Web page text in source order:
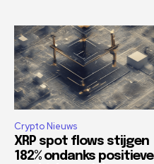
Crypto Nieuws
XRP spot flows stijgen
182% ondanks positieve